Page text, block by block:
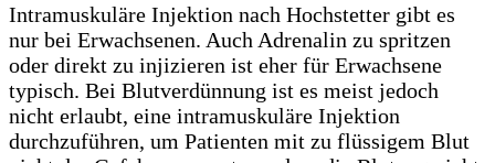
Intramuskuläre Injektion nach Hochstetter gibt es
nur bei Erwachsenen. Auch Adrenalin zu spritzen
oder direkt zu injizieren ist eher für Erwachsene
typisch. Bei Blutverdünnung ist es meist jedoch
nicht erlaubt, eine intramuskuläre Injektion
durchzuführen, um Patienten mit zu flüssigem Blut